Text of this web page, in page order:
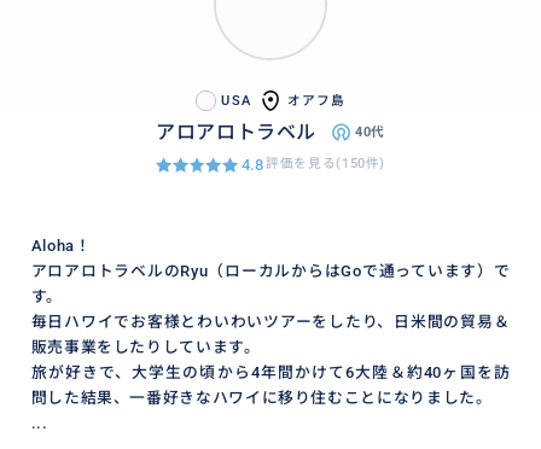
USA オアフ島
アロアロトラベル 40代
4.8評価を見る(150件)
Aloha！
アロアロトラベルのRyu（ローカルからはGoで通っています）で
す。
毎日ハワイでお客様とわいわいツアーをしたり、日米間の貿易＆
販売事業をしたりしています。
旅が好きで、大学生の頃から4年間かけて6大陸＆約40ヶ国を訪
問した結果、一番好きなハワイに移り住むことになりました。
...